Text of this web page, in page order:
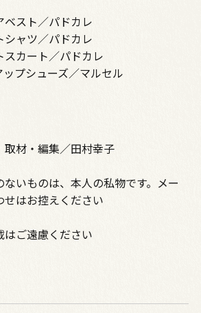
ベスト／パドカレ
シャツ／パドカレ
カート／パドカレ
プシューズ／マルセル
材・編集／田村幸子
ないものは、本人の私物です。メー
せはお控えください
はご遠慮ください